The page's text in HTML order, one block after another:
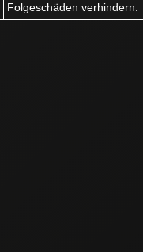
Folgeschäden verhindern.